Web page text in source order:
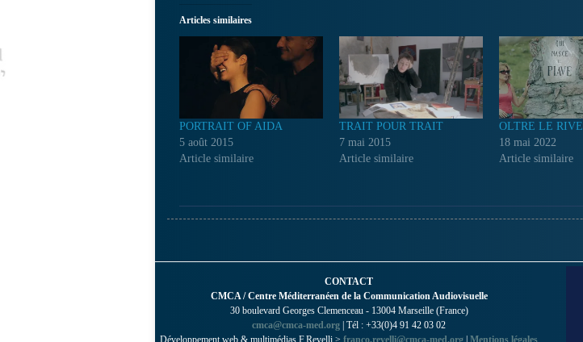
Articles similaires
PORTRAIT OF AIDA
5 août 2015
Article similaire
TRAIT POUR TRAIT
7 mai 2015
Article similaire
OLTRE LE RIVE
18 mai 2022
Article similaire
CONTACT
CMCA / Centre Méditerranéen de la Communication Audiovisuelle
30 boulevard Georges Clemenceau - 13004 Marseille (France)
cmca@cmca-med.org | Tél : +33(0)4 91 42 03 02
Développement web & multimédias F.Revelli > franco.revelli@cmca-med.org | Mentions légales